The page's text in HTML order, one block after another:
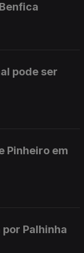
pode ser
Pinheiro em
Palhinha